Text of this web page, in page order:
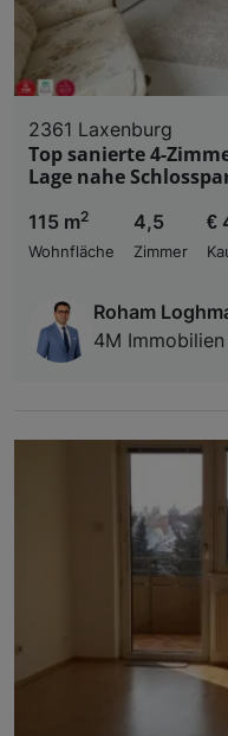
2361 Laxenburg
Top sanierte 4-
Lage nahe
115 m2
Wohnfläche
4,5
Zimmer
€
Roham
4M